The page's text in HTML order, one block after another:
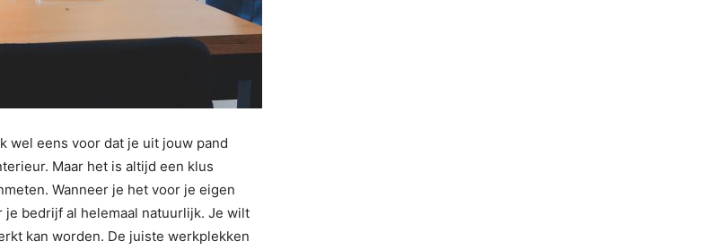
wel eens voor dat je uit jouw pand
Maar het is altijd een klus
Wanneer je het voor je eigen
je bedrijf al helemaal natuurlijk. Je wilt
kan worden. De juiste werkplekken